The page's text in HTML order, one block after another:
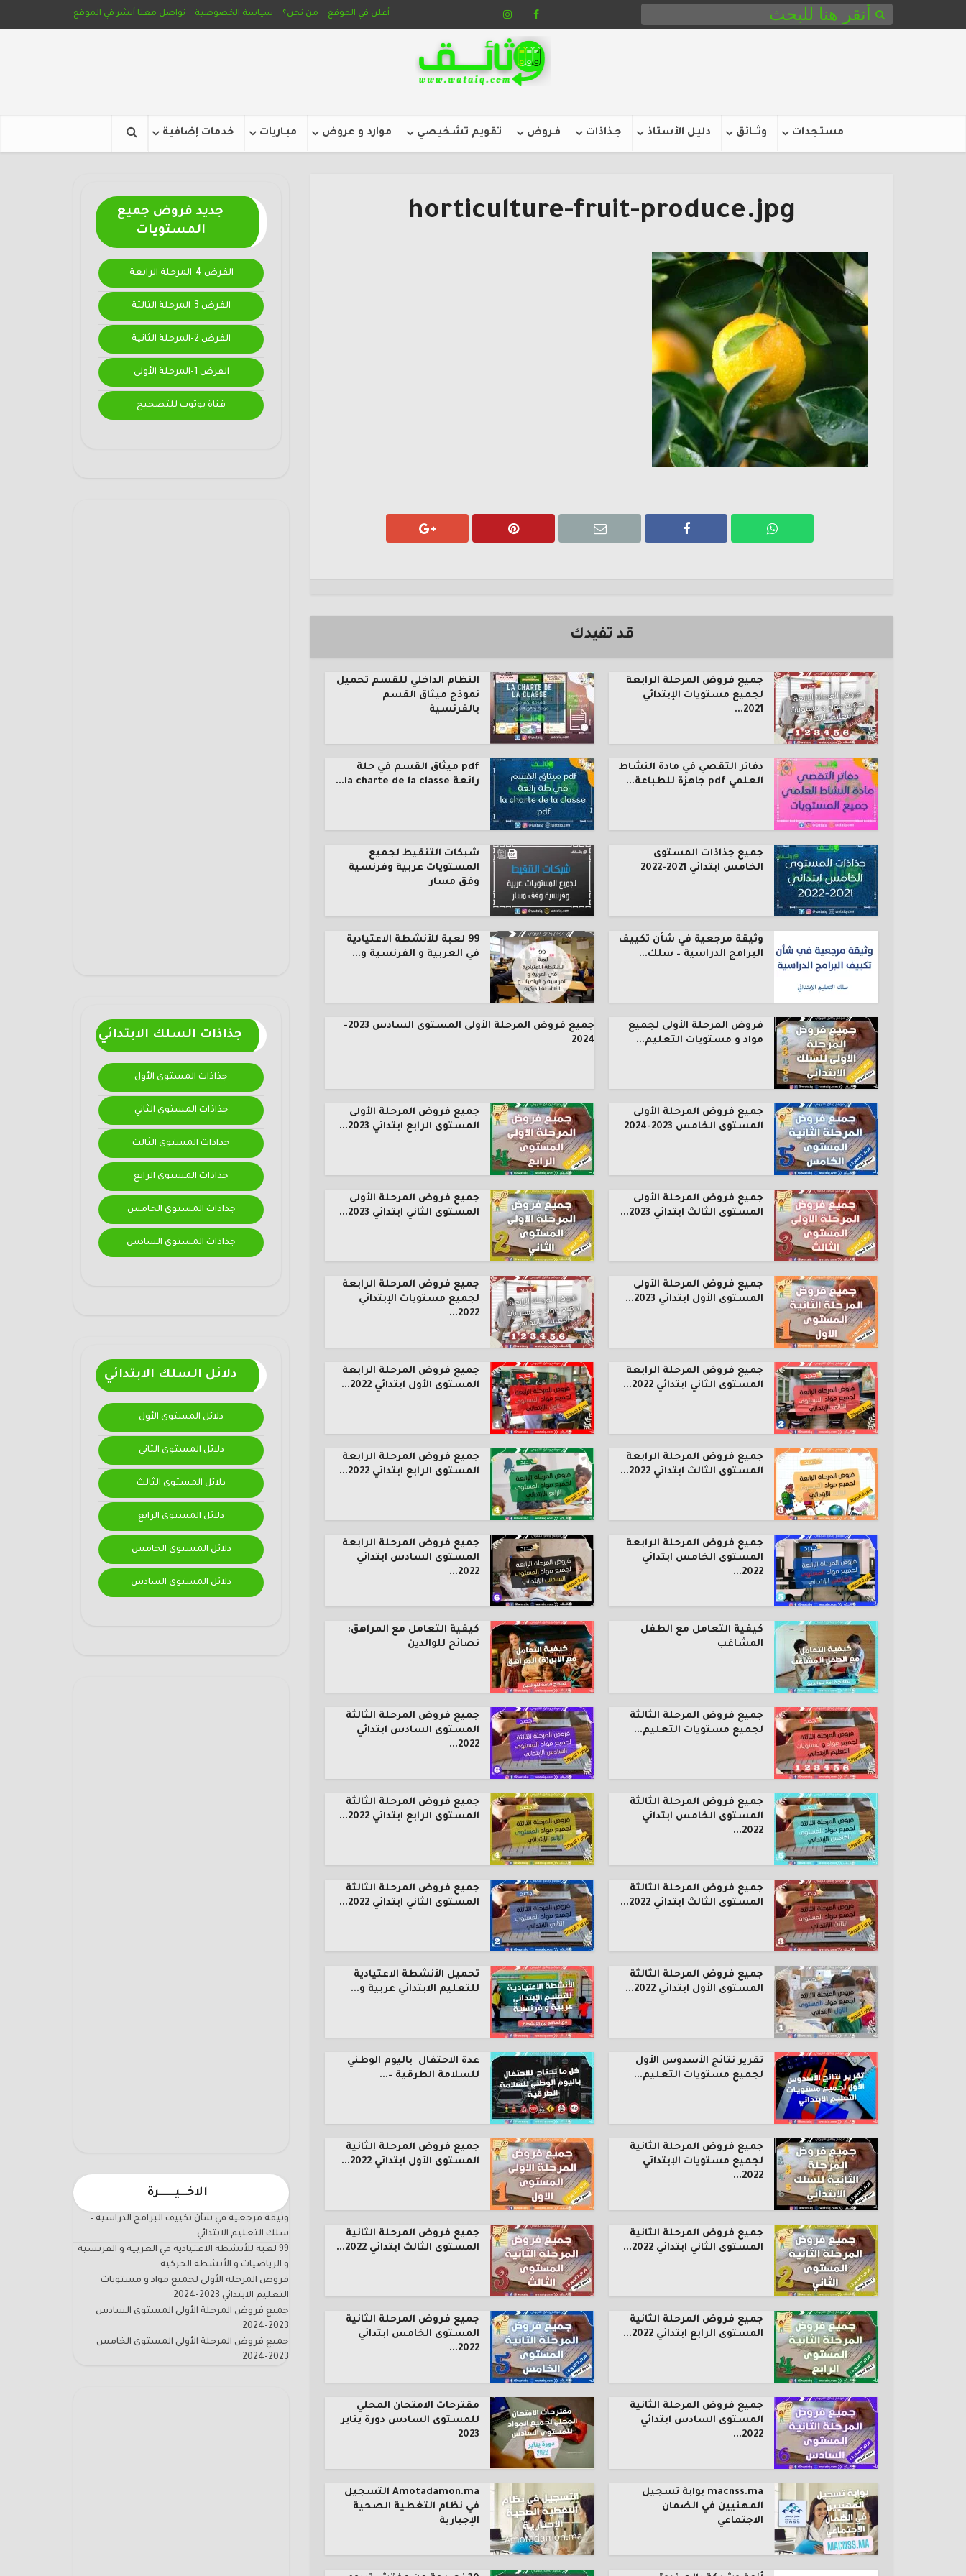
أعلن في الموقع من نحن؟ سياسة الخصوصية تواصل معنا أنشر في الموقع
مستجدات وثـــائق دليل الأستاذ جـذاذات فـروض تقويم تشخيصي موارد و عروض مبـاريات خدمات إضافية
جديد فروض جميع
المستويات
الفرض 4-المرحلة الرابعة
الفرض 3-المرحلة الثالثة
الفرض 2-المرحلة الثانية
الفرض 1-المرحلة الأولى
قناة يوتوب للتصحيح
جذاذات السلك الابتدائي
جذاذات المستوى الأول
جذاذات المستوى الثاني
جذاذات المستوى الثالث
جذاذات المستوى الرابع
جذاذات المستوى الخامس
جذاذات المستوى السادس
دلائل السلك الابتدائي
دلائل المستوى الأول
دلائل المستوى الثاني
دلائل المستوى الثالث
دلائل المستوى الرابع
دلائل المستوى الخامس
دلائل المستوى السادس
الاخـــيـــــــرة
وثيقة مرجعية في شأن تكييف البرامج الدراسية –
سلك التعليم الابتدائي
99 لعبة للأنشطة الاعتيادية في العربية و الفرنسية
و الرياضيات و الأنشطة الحركية
فروض المرحلة الأولى لجميع مواد و مستويات
التعليم الابتدائي 2023-2024
جميع فروض المرحلة الأولى المستوى السادس
2023-2024
جميع فروض المرحلة الأولى المستوى الخامس
2023-2024
horticulture-fruit-produce.jpg
قد تفيدك
جميع فروض المرحلة الرابعة
لجميع مستويات الإبتدائي
2021...
النظام الداخلي للقسم تحميل
نموذج ميثاق القسم
بالفرنسية
دفاتر التقصي في مادة النشاط
العلمي pdf جاهزة للطباعة...
pdf ميثاق القسم في حلة
رائعة la charte de la classe...
جميع جذاذات المستوى
الخامس ابتدائي 2021-2022
شبكات التنقيط لجميع
المستويات عربية وفرنسية
وفق مسار
وثيقة مرجعية في شأن تكييف
البرامج الدراسية – سلك...
99 لعبة للأنشطة الاعتيادية
في العربية و الفرنسية و...
فروض المرحلة الأولى لجميع
مواد و مستويات التعليم...
جميع فروض المرحلة الأولى المستوى السادس 2023-
2024
جميع فروض المرحلة الأولى
المستوى الخامس 2023-2024
جميع فروض المرحلة الأولى
المستوى الرابع ابتدائي 2023...
جميع فروض المرحلة الأولى
المستوى الثالث ابتدائي 2023...
جميع فروض المرحلة الأولى
المستوى الثاني ابتدائي 2023...
جميع فروض المرحلة الأولى
المستوى الأول ابتدائي 2023...
جميع فروض المرحلة الرابعة
لجميع مستويات الإبتدائي
2022...
جميع فروض المرحلة الرابعة
المستوى الثاني ابتدائي 2022...
جميع فروض المرحلة الرابعة
المستوى الأول ابتدائي 2022...
جميع فروض المرحلة الرابعة
المستوى الثالث ابتدائي 2022...
جميع فروض المرحلة الرابعة
المستوى الرابع ابتدائي 2022...
جميع فروض المرحلة الرابعة
المستوى الخامس ابتدائي
2022...
جميع فروض المرحلة الرابعة
المستوى السادس ابتدائي
2022...
كيفية التعامل مع الطفل
المشاغب
كيفية التعامل مع المراهق:
نصائح للوالدين
جميع فروض المرحلة الثالثة
لجميع مستويات التعليم...
جميع فروض المرحلة الثالثة
المستوى السادس ابتدائي
2022...
جميع فروض المرحلة الثالثة
المستوى الخامس ابتدائي
2022...
جميع فروض المرحلة الثالثة
المستوى الرابع ابتدائي 2022...
جميع فروض المرحلة الثالثة
المستوى الثالث ابتدائي 2022...
جميع فروض المرحلة الثالثة
المستوى الثاني ابتدائي 2022...
جميع فروض المرحلة الثالثة
المستوى الأول ابتدائي 2022...
تحميل الأنشطة الاعتيادية
للتعليم الابتدائي عربية و...
تقرير نتائج الأسدوس الأول
لجميع مستويات التعليم...
عدة الاحتفال باليوم الوطني
للسلامة الطرقية –...
جميع فروض المرحلة الثانية
لجميع مستويات الإبتدائي
2022...
جميع فروض المرحلة الثانية
المستوى الأول ابتدائي 2022...
جميع فروض المرحلة الثانية
المستوى الثاني ابتدائي 2022...
جميع فروض المرحلة الثانية
المستوى الثالث ابتدائي 2022...
جميع فروض المرحلة الثانية
المستوى الرابع ابتدائي 2022...
جميع فروض المرحلة الثانية
المستوى الخامس ابتدائي
2022...
جميع فروض المرحلة الثانية
المستوى السادس ابتدائي
2022...
مقترحات الامتحان المحلي
للمستوى السادس دورة يناير
2023
macnss.ma بوابة تسجيل
المهنيين في الضمان
الاجتماعي
Amotadamon.ma التسجيل
في نظام التغطية الصحية
الإجبارية